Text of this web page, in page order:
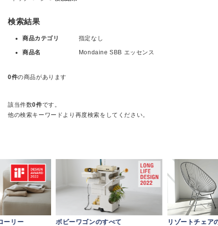
検索結果
商品カテゴリ 指定なし
商品名 Mondaine SBB エッセンス
0件の商品があります
該当件数0件です。
他の検索キーワードより再度検索をしてください。
ーリー ボビーワゴンのすべて リゾートチェア